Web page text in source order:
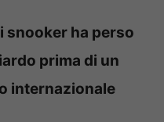
snooker ha perso
prima di un
internazionale